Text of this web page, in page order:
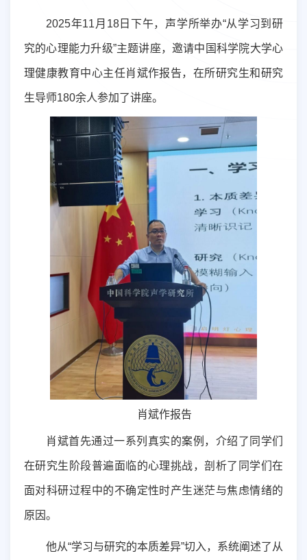
2025年11 月 18日下午，声学所举办“从学习到研
究的心理能力升级”主题讲座，邀请中国科学院大学心
理健康教育中心主任肖斌作报告，在所研究生和研究
生导师180余人参加了讲座。
肖斌作报告
肖斌首先通过一系列真实的案例，介绍了同学们
在研究生阶段普遍面临的心理挑战，剖析了同学们在
面对科研过程中的不确定性时产生迷茫与焦虑情绪的
原因。
他从“学习与研究的本质差异”切入，系统阐述了从